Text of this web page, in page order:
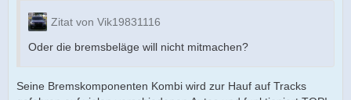
Zitat von Vik19831116
Oder die bremsbeläge will nicht mitmachen?
Seine Bremskomponenten Kombi wird zur Hauf auf Tracks